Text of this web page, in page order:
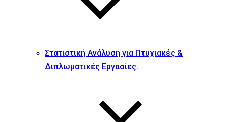
Στατιστική Ανάλυση για Πτυχιακές &
Διπλωματικές Εργασίες.